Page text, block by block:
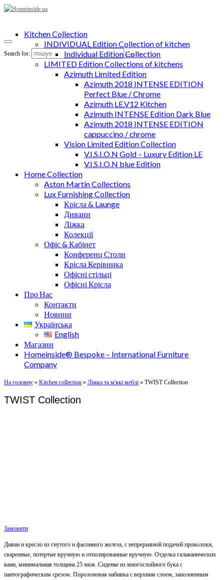
Search for:
Kitchen Collection
INDIVIDUAL Edition Collection of kitchen
Individual Edition Collection
LIMITED Edition Collections of kitchens
Azimuth Limited Edition
Azimuth 2018 INTENSE EDITION
Perfect Blue / Chrome
Azimuth LE.V12 Kitchen
Azimuth INTENSE Edition Dark Blue
Azimuth 2018 INTENSE EDITION
cappuccino / chrome
Vision Limited Edition Collection
V.I.S.I.O.N Gold – Luxury Edition LE
V.I.S.I.O.N blue Edition
Home Collection
Aston Martin Collections
Lux Furnishing Collection
Крісла & Launge
Дивани
Ліжка
Колекції
Офіс & Кабінет
Конференц Столи
Крісла Керівника
Офісні стільці
Офісні Крісла
Про Нас
Контакти
Новини
Українська
English
Магазин
Homeinside® Bespoke – International Furniture
Company
На головну » Kitchen collection » Ліжка та м'які меблі » TWIST Collection
TWIST Collection
Замовити
Диван и кресло из гнутого и фасонного железа, с непрерывной подачей проволоки,
сваренные, потертые вручную и отполированные вручную. Отделка гальванических
ванн, минимальная толщина 25 мкм. Сиденье из многослойного бука с
пантографическим срезом. Поролоновая набивка с верхним слоем, заполненным